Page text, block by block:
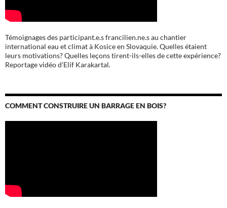
Témoignages des participant.e.s francilien.ne.s au chantier
international eau et climat à Kosice en Slovaquie. Quelles étaient
leurs motivations? Quelles leçons tirent-ils-elles de cette expérience?
Reportage vidéo d’Elif Karakartal.
COMMENT CONSTRUIRE UN BARRAGE EN BOIS?